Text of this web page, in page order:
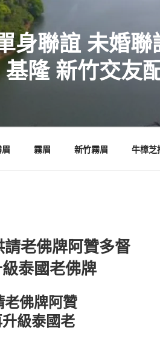
身聯誼 未婚
隆 新竹交友
霧眉 新竹霧眉 牛樟芝
老佛牌阿贊多督
泰國老佛牌
佛牌阿贊
級泰國老